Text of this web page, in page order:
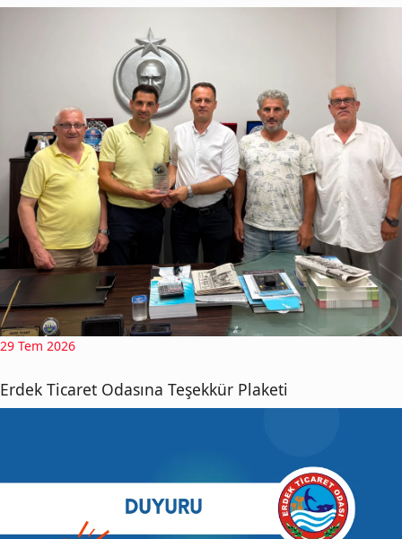
29 Tem 2026
Erdek Ticaret Odasına Teşekkür Plaketi